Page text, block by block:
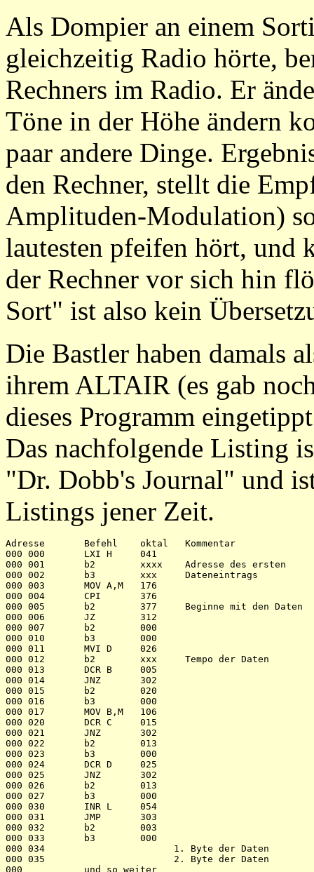
Als Dompier an einem
gleichzeitig Radio hörte,
Rechners im Radio. Er
Töne in der Höhe ändern
paar andere Dinge.
den Rechner, stellt die
Amplituden-Modulation)
lautesten pfeifen hört, und
der Rechner vor sich hin
Sort" ist also kein
Die Bastler haben damals
ihrem ALTAIR (es gab
dieses Programm
Das nachfolgende Listing
"Dr. Dobb's Journal" und
Listings jener Zeit.
Adresse       Befehl    oktal   Kommentar
000 000       LXI H     041
000 001       b2        xxxx    Adresse des ersten
000 002       b3        xxx     Dateneintrags
000 003       MOV A,M   176
000 004       CPI       376
000 005       b2        377     Beginne mit den Daten
000 006       JZ        312
000 007       b2        000
000 010       b3        000
000 011       MVI D     026
000 012       b2        xxx     Tempo der Daten
000 013       DCR B     005
000 014       JNZ       302
000 015       b2        020
000 016       b3        000
000 017       MOV B,M   106
000 020       DCR C     015
000 021       JNZ       302
000 022       b2        013
000 023       b3        000
000 024       DCR D     025
000 025       JNZ       302
000 026       b2        013
000 027       b3        000
000 030       INR L     054
000 031       JMP       303
000 032       b2        003
000 033       b3        000
000 034                       1. Byte der Daten
000 035                       2. Byte der Daten
000           und so weiter